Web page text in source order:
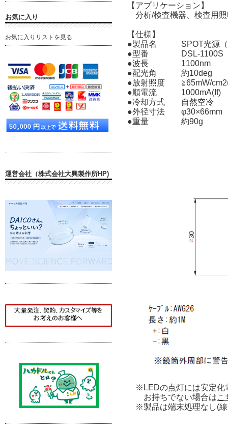
【アプリケーション】
分析/検査機器、検査用
【仕様】
●製品名 SPOT光源（
●型番 DSL-1100S
●波長 1100nm
●配光角 約10deg
●放射照度 ≧65mW/
●順電流 1000mA(If)
●冷却方式 自然空冷
●外径寸法 φ30×66mm
●重量 約90g
※LEDの点灯には安定化
お持ちでない場合はこ
※製品は端末処理なし(線
お気に入り
お気に入りリストを見る
運営会社（株式会社大興製作所HP)